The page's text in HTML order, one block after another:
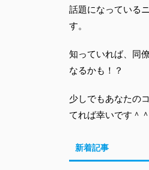
話題になっている
す。
知っていれば、同
なるかも！？
少しでもあなたの
てれば幸いです＾＾
新着記事